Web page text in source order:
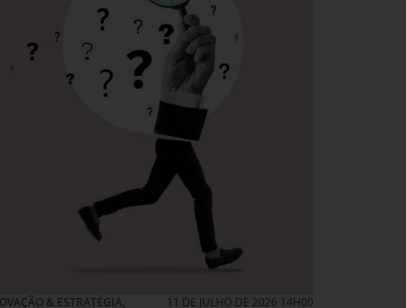
& ESTRATÉGIA, 11 DE JULHO DE 2026 14H00